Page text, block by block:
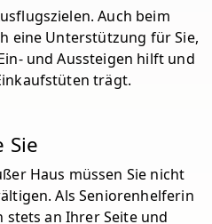
Auch beim
eine Unterstützung für Sie,
und Aussteigen hilft und
trägt.
Sie
Haus müssen Sie nicht
Als Seniorenhelferin
stets an Ihrer Seite und